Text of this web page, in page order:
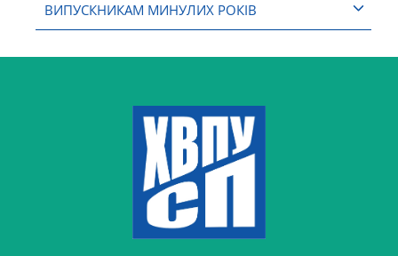
ВИПУСКНИКАМ МИНУЛИХ РОКІВ